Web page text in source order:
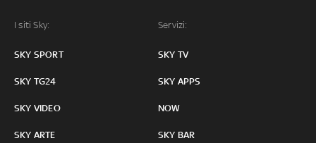
I siti Sky:
SKY SPORT
SKY TG24
SKY VIDEO
SKY ARTE
Servizi:
SKY TV
SKY APPS
NOW
SKY BAR